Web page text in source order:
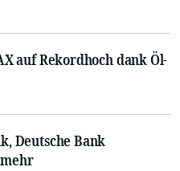
auf Rekordhoch dank Öl-
Deutsche Bank